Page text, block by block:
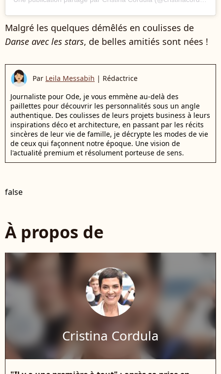
Malgré les quelques démêlés en coulisses de
Danse avec les stars, de belles amitiés sont nées !
Par Leila Messabih | Rédactrice
Journaliste pour Ode, je vous emmène au-delà des
paillettes pour découvrir les personnalités sous un angle
authentique. Des coulisses de leurs projets business à leurs
inspirations déco et architecture, en passant par les récits
sincères de leur vie de famille, je décrypte les modes de vie
de ceux qui façonnent notre époque. Une vision de
l'actualité premium et résolument porteuse de sens.
false
À propos de
Cristina Cordula